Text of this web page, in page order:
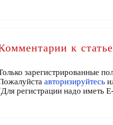
к статье
зарегистрированные
авторизируйтесь
регистрации надо иметь